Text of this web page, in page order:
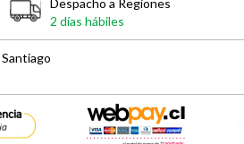
2 días hábiles